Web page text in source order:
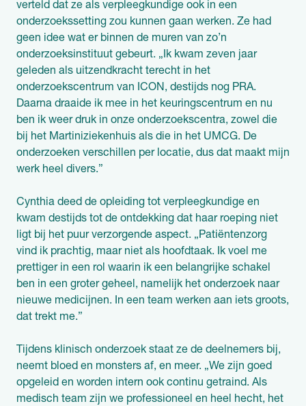
verteld dat ze als verpleegkundige ook in een
onderzoekssetting zou kunnen gaan werken. Ze had
geen idee wat er binnen de muren van zo’n
onderzoeksinstituut gebeurt. „Ik kwam zeven jaar
geleden als uitzendkracht terecht in het
onderzoekscentrum van ICON, destijds nog PRA.
Daarna draaide ik mee in het keuringscentrum en nu
ben ik weer druk in onze onderzoekscentra, zowel die
bij het Martiniziekenhuis als die in het UMCG. De
onderzoeken verschillen per locatie, dus dat maakt mijn
werk heel divers.”
Cynthia deed de opleiding tot verpleegkundige en
kwam destijds tot de ontdekking dat haar roeping niet
ligt bij het puur verzorgende aspect. „Patiëntenzorg
vind ik prachtig, maar niet als hoofdtaak. Ik voel me
prettiger in een rol waarin ik een belangrijke schakel
ben in een groter geheel, namelijk het onderzoek naar
nieuwe medicijnen. In een team werken aan iets groots,
dat trekt me.”
Tijdens klinisch onderzoek staat ze de deelnemers bij,
neemt bloed en monsters af, en meer. „We zijn goed
opgeleid en worden intern ook continu getraind. Als
medisch team zijn we professioneel en heel hecht, het